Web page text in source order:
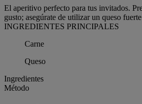
El aperitivo perfecto para tus invitados.
gusto; asegúrate de utilizar un queso
INGREDIENTES PRINCIPALES
Carne
Queso
Ingredientes
Método